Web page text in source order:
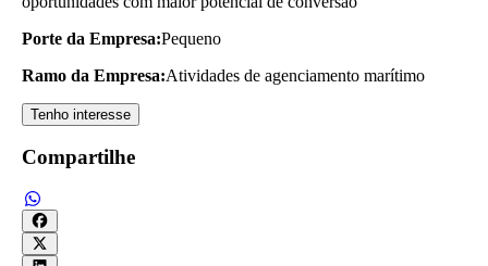
Porte da Empresa:Pequeno
Ramo da Empresa:Atividades de agenciamento marítimo
Tenho interesse
Compartilhe